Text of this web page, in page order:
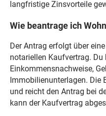
langfristige Zinsvorteile
Wie beantrage ich
Der Antrag erfolgt über
notariellen Kaufvertrag. Du
Einkommensnachweise,
Immobilienunterlagen. Die
und reicht den Antrag bei
kann der Kaufvertrag